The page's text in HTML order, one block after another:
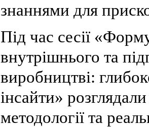
знаннями для
Під час сесії
внутрішнього та
виробництві:
інсайти»
методології та